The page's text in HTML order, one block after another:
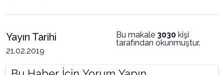
Yayın Tarihi
21.02.2019
Bu makale 3030 kişi
tarafından okunmuştur.